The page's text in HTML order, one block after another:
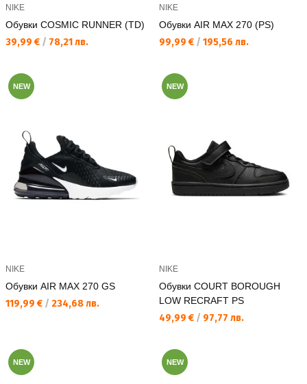
NIKE
Обувки COSMIC RUNNER (TD)
Текуща цена:
39,99 € / 78,21 лв.
NIKE
Обувки AIR MAX 270 (PS)
Текуща цена:
99,99 € / 195,56 лв.
NEW
NIKE
Обувки AIR MAX 270 GS
Текуща цена:
119,99 € / 234,68 лв.
NEW
NIKE
Обувки COURT BOROUGH
LOW RECRAFT PS
Текуща цена:
49,99 € / 97,77 лв.
NEW NEW